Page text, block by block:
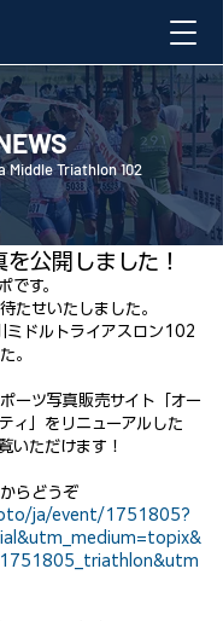
を公開しました！
です。
たせいたしました。
ドルトライアスロン102
。
ーツ写真販売サイト「オー
ィ」をリニューアルした
いただけます！
らどうぞ
ja/event/1751805?
Middle Triathlon 102